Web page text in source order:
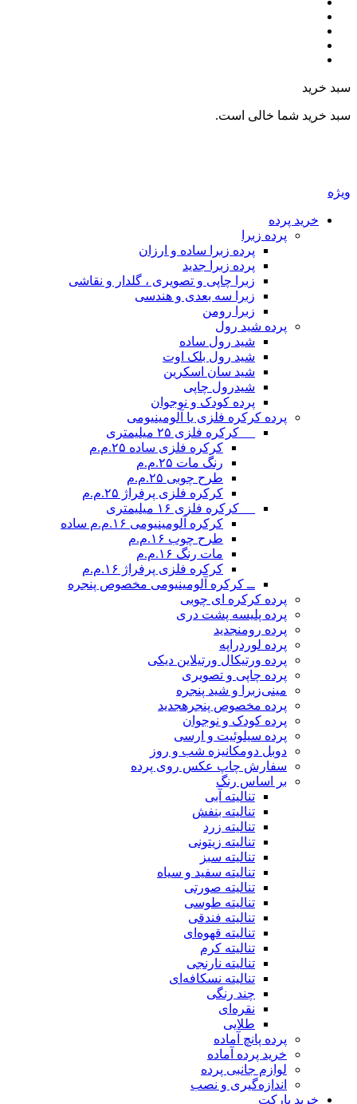
خرید
خرید شما خالی است.
خرید پرده
پرده زبرا
پرده زبرا ساده و ارزان
پرده زبرا جدید
زبرا چاپی و تصویری ، گلدار و نقاشی
زبرا سه بعدی و هندسی
زبرا رومن
پرده شید رول
شید رول ساده
شید رول بلک اوت
شید سان اسکرین
شیدرول چاپی
پرده کودک و نوجوان
پرده کرکره فلزی یا آلومینیومی
__ کرکره فلزی ۲۵ میلیمتری
کرکره فلزی ساده ۲۵.م.م
رنگ مات ۲۵.م.م
طرح چوبی ۲۵.م.م
کرکره فلزی پرفراژ ۲۵.م.م
__ کرکره فلزی ۱۶ میلیمتری
کرکره آلومینیومی ۱۶.م.م ساده
طرح چوب ۱۶.م.م
مات رنگ ۱۶.م.م
کرکره فلزی پرفراژ ۱۶.م.م
ــ کرکره آلومینیومی مخصوص پنجره
پرده کرکره ای چوبی
پرده پلیسه پشت دری
پرده رومنجدید
پرده لوردراپه
پرده ورتیکال ورتیلاین دیکی
پرده چاپی و تصویری
مینی‌زبرا و شید پنجره
پرده مخصوص پنجره جدید
پرده کودک و نوجوان
پرده سیلوئیت و ارسی
دوبل دومکانیزه شب و روز
سفارش چاپ عکس روی پرده
بر اساس رنگ
تنالیته آبی
تنالیته بنفش
تنالیته زرد
تنالیته زیتونی
تنالیته سبز
تنالیته سفید و سیاه
تنالیته صورتی
تنالیته طوسی
تنالیته فندقی
تنالیته قهوه‌ای
تنالیته کرم
تنالیته نارنجی
تنالیته نسکافه‌ای
چند رنگی
نقره‌ای
طلایی
پرده پانچ آماده
خرید پرده آماده
لوازم جانبی پرده
اندازه‌گیری و نصب
خرید پارکت